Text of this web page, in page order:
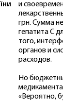
и
грн. Сумма
гепатита С
того,
органов и
расходов.
Но
«Вероятно,